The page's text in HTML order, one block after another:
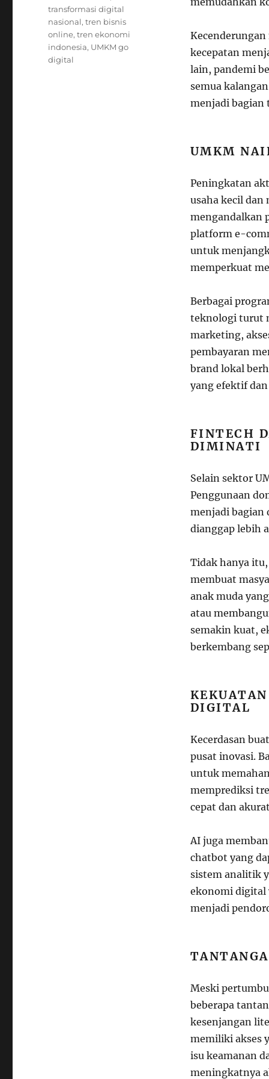
kecepatan
lain, pandemi
semua
menjadi bagian
UMKM
Peningkatan
usaha kecil dan
mengandalkan
platform e-
untuk
memperkuat
Berbagai
teknologi turut
marketing,
pembayaran
brand lokal
yang efektif
FINTECH
DIMINATI
Selain sektor
Penggunaan
menjadi bagian
dianggap lebih
Tidak hanya
membuat
anak muda
atau
semakin kuat,
berkembang
DIGITAL
Kecerdasan
pusat inovasi.
untuk
memprediksi
cepat dan
AI juga
chatbot yang
sistem analitik
ekonomi digital
menjadi
Meski
beberapa
kesenjangan
memiliki akses
isu keamanan
meningkatnya
transformasi digital
nasional,tren bisnis
online,tren ekonomi
indonesia, UMKM go
digital